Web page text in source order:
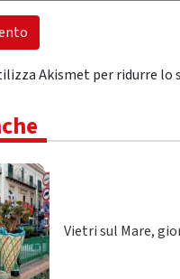
Akismet per ridurre lo
Vietri sul Mare,